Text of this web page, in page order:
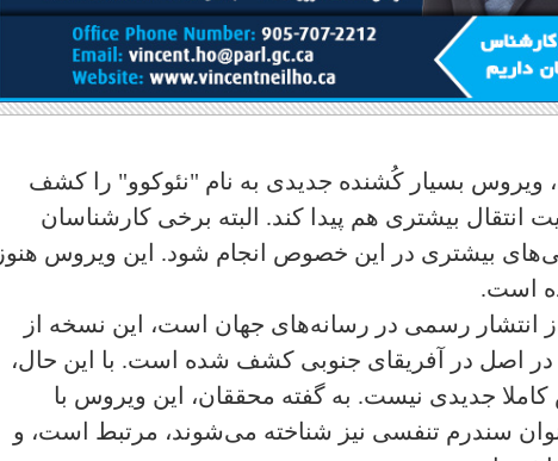
ویروس بسیار کُشنده جدیدی به نام "نئوکوو" را کشف
بیشتری هم پیدا کند‌. البته برخی کارشناسان
بیشتری در این خصوص انجام شود. این ویروس هنوز
است.
انتشار رسمی در رسانه‌های جهان است، این نسخه از
اصل در آفریقای جنوبی کشف شده است. با این حال،
جدیدی نیست. به گفته محققان، این ویروس با
سندرم تنفسی نیز شناخته می‌شوند، مرتبط است، و